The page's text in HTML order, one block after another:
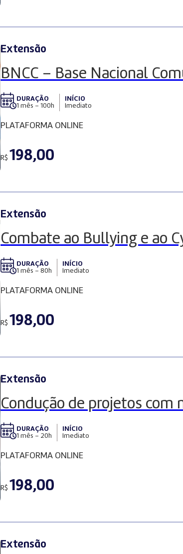
Extensão
BNCC – Base Nacional
DURAÇÃO
1 mês – 100h
INÍCIO
Imediato
PLATAFORMA ONLINE
R$ 198,00
Extensão
Combate ao Bullying e ao
DURAÇÃO
1 mês – 80h
INÍCIO
Imediato
PLATAFORMA ONLINE
R$ 198,00
Extensão
Condução de projetos com
DURAÇÃO
1 mês – 20h
INÍCIO
Imediato
PLATAFORMA ONLINE
R$ 198,00
Extensão